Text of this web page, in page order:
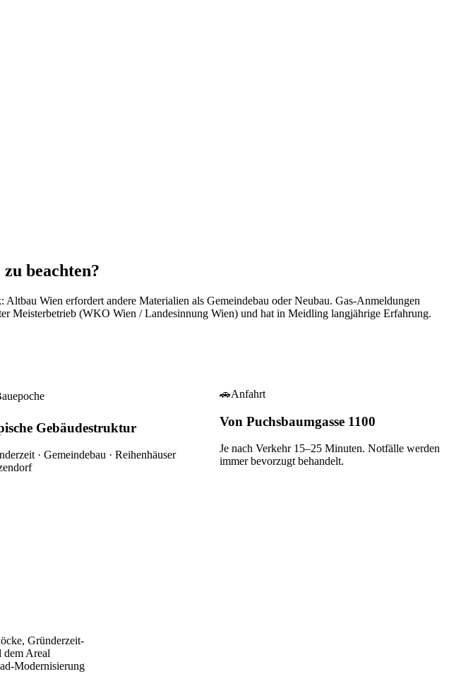
beachten?
Altbau Wien erfordert andere Materialien als Gemeindebau oder Neubau. Gas-Anmeldungen
Meisterbetrieb (WKO Wien / Landesinnung Wien) und hat in Meidling langjährige Erfahrung.
Gebäudestruktur
· Gemeindebau · Reihenhäuser
🚗Anfahrt
Von Puchsbaumgasse 1100
Je nach Verkehr 15–25 Minuten. Notfälle werden
immer bevorzugt behandelt.
Gründerzeit-
dem Areal
Modernisierung